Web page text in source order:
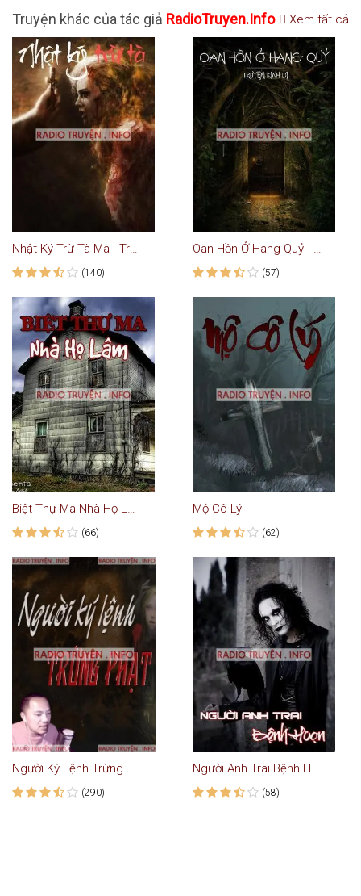
Truyện khác của tác giả RadioTruyen.Info Xem tất cả
Nhật Ký Trừ Tà Ma - Truyện Kinh Dị
(140)
Oan Hồn Ở Hang Quỷ - Truyện Ma
(57)
Biệt Thự Ma Nhà Họ Lâm
(66)
Mộ Cô Lý
(62)
Người Ký Lệnh Trừng Phạt
(290)
Người Anh Trai Bệnh Hoạn - Truyện Ma
(58)